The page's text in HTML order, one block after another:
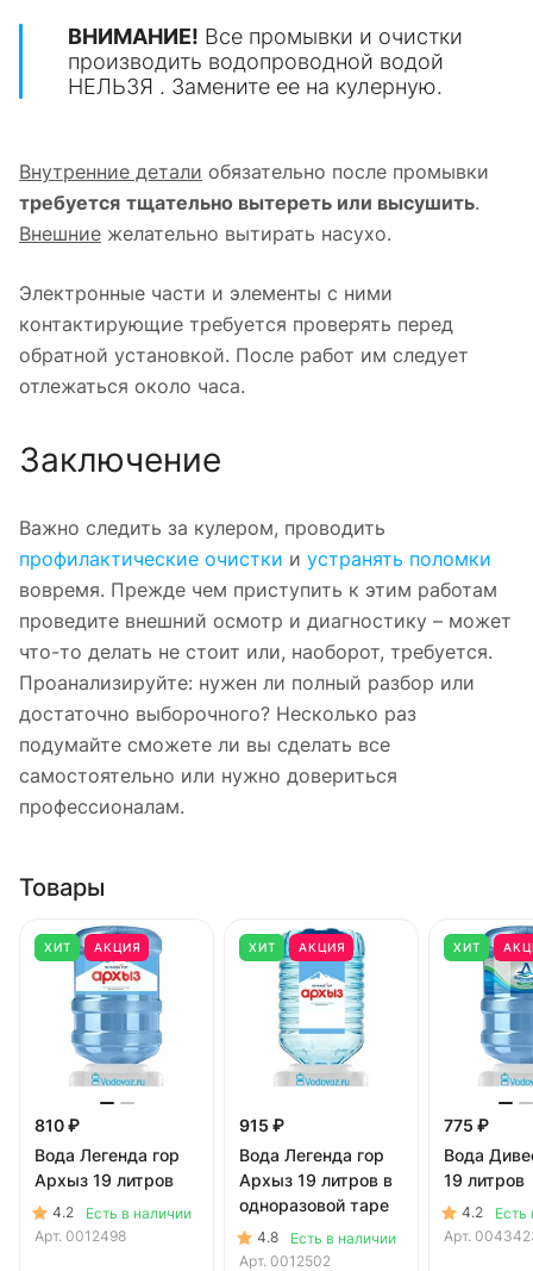
ВНИМАНИЕ! Все промывки и очистки
производить водопроводной водой
НЕЛЬЗЯ . Замените ее на кулерную.
Внутренние детали обязательно после промывки
требуется тщательно вытереть или высушить.
Внешние желательно вытирать насухо.
Электронные части и элементы с ними
контактирующие требуется проверять перед
обратной установкой. После работ им следует
отлежаться около часа.
Заключение
Важно следить за кулером, проводить
профилактические очистки и устранять поломки
вовремя. Прежде чем приступить к этим работам
проведите внешний осмотр и диагностику – может
что-то делать не стоит или, наоборот, требуется.
Проанализируйте: нужен ли полный разбор или
достаточно выборочного? Несколько раз
подумайте сможете ли вы сделать все
самостоятельно или нужно довериться
профессионалам.
Товары
ХИТ АКЦИЯ
810 ₽
Вода Легенда гор
Архыз 19 литров
4.2
Есть в наличии
Арт. 0012498
ХИТ АКЦИЯ
915 ₽
Вода Легенда гор
Архыз 19 литров в
одноразовой таре
4.8
Есть в наличии
Арт. 0012502
ХИТ
775 ₽
Вода
19 литров
4.2
Есть
Арт.